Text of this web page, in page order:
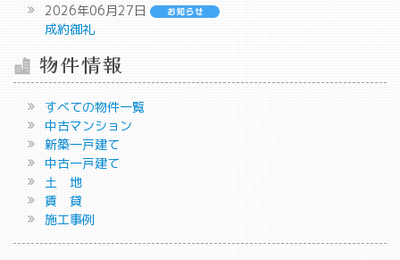
2026年06月27日
成約御礼
物件情報
すべての物件一覧
中古マンション
新築一戸建て
中古一戸建て
土 地
賃 貸
施工事例